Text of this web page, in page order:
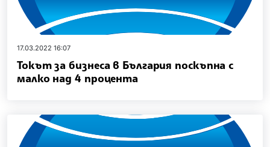
17.03.2022 16:07
Токът за бизнеса в България поскъпна с
малко над 4 процента